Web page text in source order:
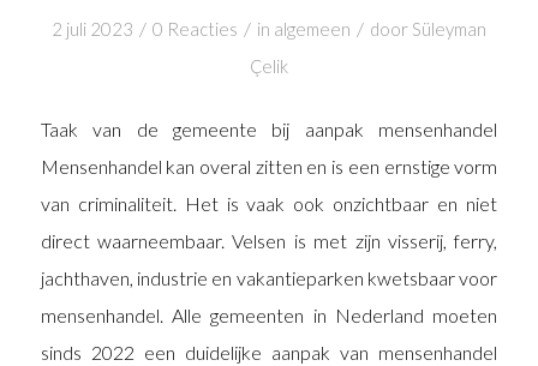
2 juli 2023 / 0 Reacties / in algemeen / door Süleyman
Çelik
Taak van de gemeente bij aanpak mensenhandel
Mensenhandel kan overal zitten en is een ernstige vorm
van criminaliteit. Het is vaak ook onzichtbaar en niet
direct waarneembaar. Velsen is met zijn visserij, ferry,
jachthaven, industrie en vakantieparken kwetsbaar voor
mensenhandel. Alle gemeenten in Nederland moeten
sinds 2022 een duidelijke aanpak van mensenhandel